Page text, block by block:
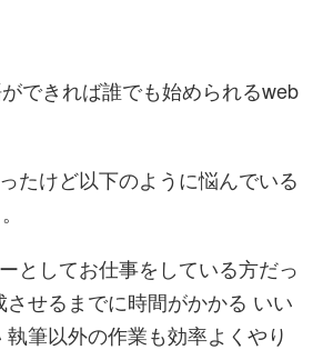
できれば誰でも始められるweb
たけど以下のように悩んでいる
としてお仕事をしている方だっ
せるまでに時間がかかる いい
筆以外の作業も効率よくやり